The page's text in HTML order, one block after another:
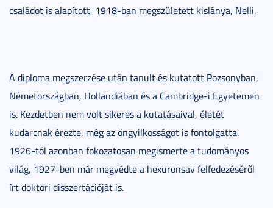
családot is alapított, 1918-ban megszületett kislánya, Nelli.
A diploma megszerzése után tanult és kutatott Pozsonyban,
Németországban, Hollandiában és a Cambridge-i Egyetemen
is. Kezdetben nem volt sikeres a kutatásaival, életét
kudarcnak érezte, még az öngyilkosságot is fontolgatta.
1926-tól azonban fokozatosan megismerte a tudományos
világ, 1927-ben már megvédte a hexuronsav felfedezéséről
írt doktori disszertációját is.